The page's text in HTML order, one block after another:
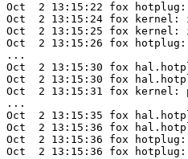
Oct  2 13:15:22 fox
Oct  2 13:15:24 fox kernel:
Oct  2 13:15:25 fox kernel:
Oct  2 13:15:26 fox
...
Oct  2 13:15:30 fox
Oct  2 13:15:30 fox
Oct  2 13:15:31 fox kernel:
...
Oct  2 13:15:35 fox
Oct  2 13:15:36 fox
Oct  2 13:15:36 fox
Oct  2 13:15:36 fox